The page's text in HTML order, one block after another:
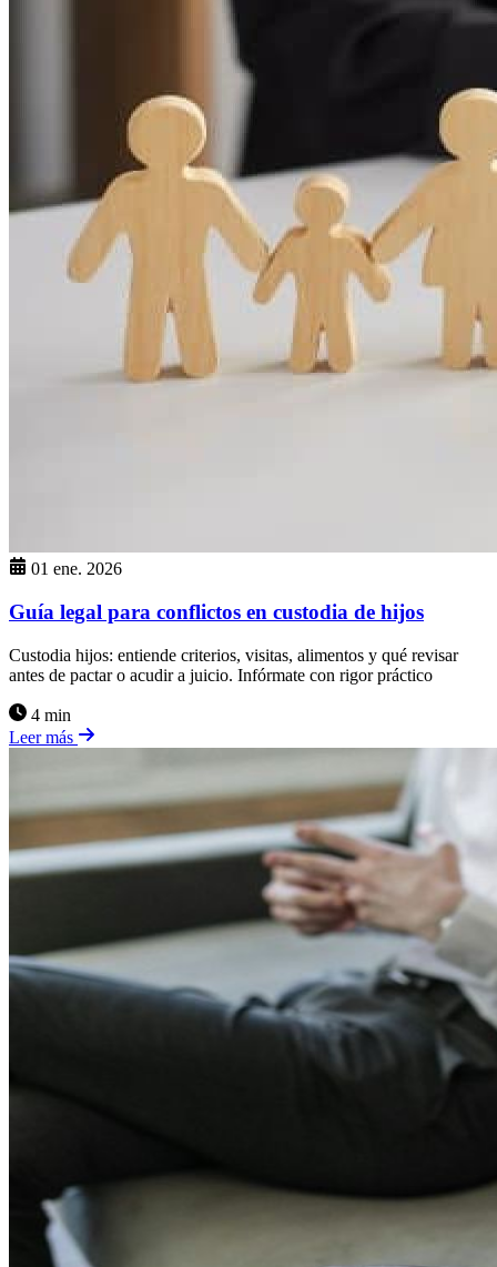
01 ene. 2026
Guía legal para conflictos en custodia de hijos
Custodia hijos: entiende criterios, visitas, alimentos y qué revisar
antes de pactar o acudir a juicio. Infórmate con rigor práctico
4 min
Leer más